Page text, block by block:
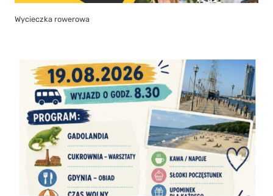
Wycieczka rowerowa